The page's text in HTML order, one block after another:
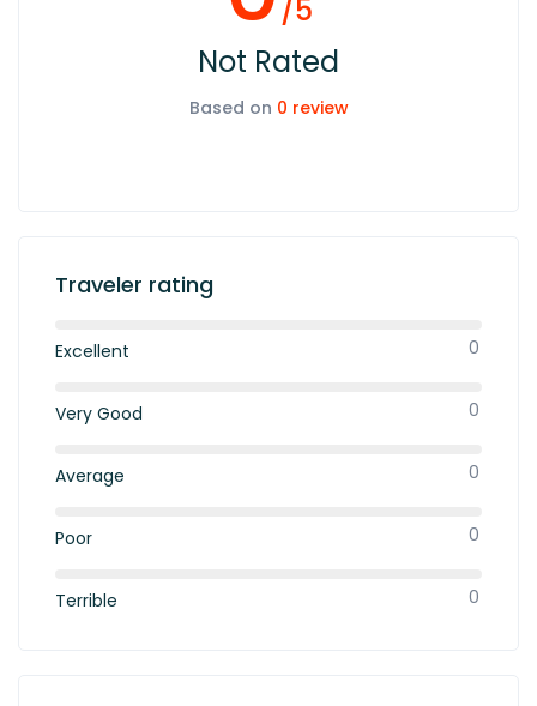
/5
Not Rated
Based on 0 review
Traveler rating
Excellent 0
Very Good 0
Average 0
Poor 0
Terrible 0